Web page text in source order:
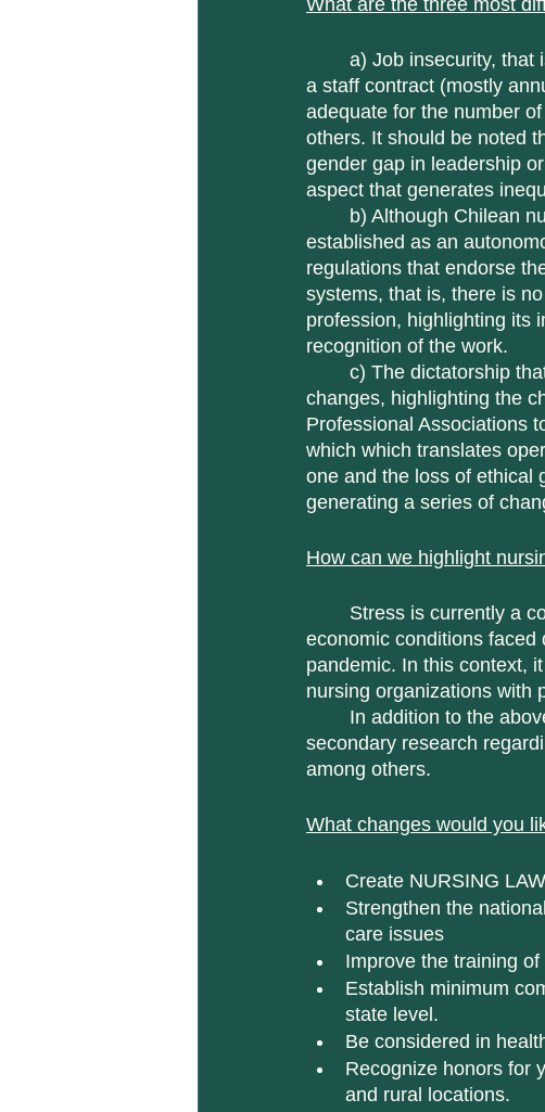
What are the three most
a staff contract (mostly
adequate for the number
others. It should be noted
gender gap in leadership
aspect that generates
established as an
regulations that endorse
systems, that is, there is
profession, highlighting its
recognition of the work.
changes, highlighting the
Professional Associations
which which translates
one and the loss of ethical
generating a series of
How can we highlight
economic conditions
pandemic. In this context,
nursing organizations with
secondary research
among others.
What changes would you
Create NURSING
Strengthen the
care issues
Improve the training of
Establish minimum
state level.
Be considered in
Recognize honors for
and rural locations.